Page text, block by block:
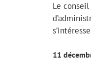
Le
11